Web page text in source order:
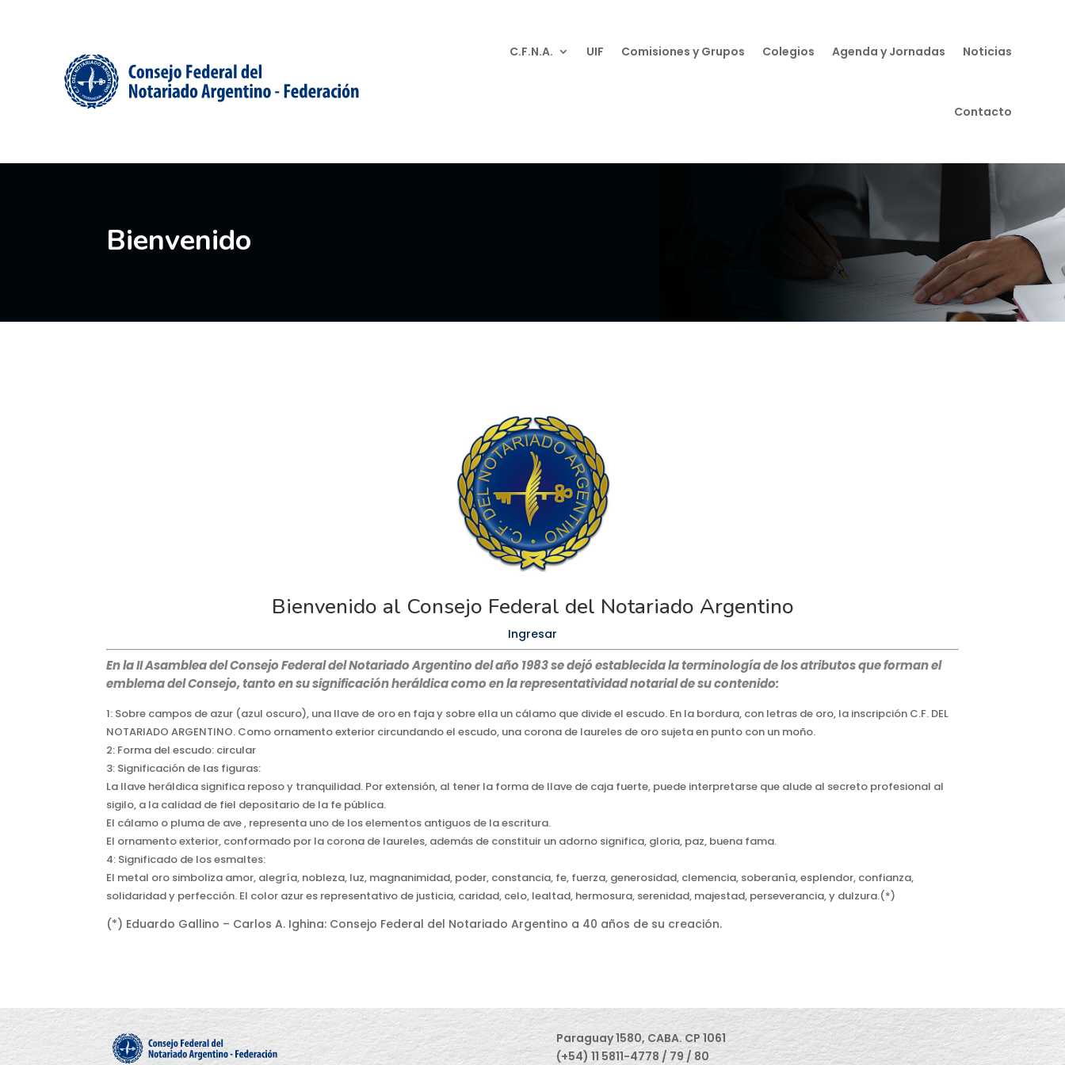
C.F.N.A. UIF Comisiones y Grupos Colegios Agenda y Jornadas Noticias
Contacto
Bienvenido
Bienvenido al Consejo Federal del Notariado Argentino
Ingresar
En la II Asamblea del Consejo Federal del Notariado Argentino del año 1983 se dejó establecida la terminología de los atributos que forman el
emblema del Consejo, tanto en su significación heráldica como en la representatividad notarial de su contenido:
1: Sobre campos de azur (azul oscuro), una llave de oro en faja y sobre ella un cálamo que divide el escudo. En la bordura, con letras de oro, la inscripción C.F. DEL
NOTARIADO ARGENTINO. Como ornamento exterior circundando el escudo, una corona de laureles de oro sujeta en punto con un moño.
2: Forma del escudo: circular
3: Significación de las figuras:
La llave heráldica significa reposo y tranquilidad. Por extensión, al tener la forma de llave de caja fuerte, puede interpretarse que alude al secreto profesional al
sigilo, a la calidad de fiel depositario de la fe pública.
El cálamo o pluma de ave , representa uno de los elementos antiguos de la escritura.
El ornamento exterior, conformado por la corona de laureles, además de constituir un adorno significa, gloria, paz, buena fama.
4: Significado de los esmaltes:
El metal oro simboliza amor, alegría, nobleza, luz, magnanimidad, poder, constancia, fe, fuerza, generosidad, clemencia, soberanía, esplendor, confianza,
solidaridad y perfección. El color azur es representativo de justicia, caridad, celo, lealtad, hermosura, serenidad, majestad, perseverancia, y dulzura.(*)
(*) Eduardo Gallino – Carlos A. Ighina: Consejo Federal del Notariado Argentino a 40 años de su creación.
Paraguay 1580, CABA. CP 1061
(+54) 11 5811-4778 / 79 / 80